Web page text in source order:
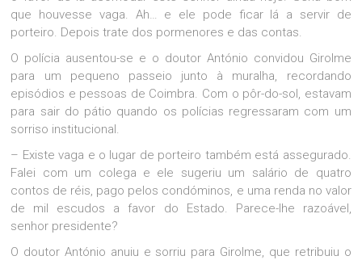
que houvesse vaga. Ah… e ele pode ficar lá a servir de
porteiro. Depois trate dos pormenores e das contas.
O polícia ausentou-se e o doutor António convidou Girolme
para um pequeno passeio junto à muralha, recordando
episódios e pessoas de Coimbra. Com o pôr-do-sol, estavam
para sair do pátio quando os polícias regressaram com um
sorriso institucional.
– Existe vaga e o lugar de porteiro também está assegurado.
Falei com um colega e ele sugeriu um salário de quatro
contos de réis, pago pelos condóminos, e uma renda no valor
de mil escudos a favor do Estado. Parece-lhe razoável,
senhor presidente?
O doutor António anuiu e sorriu para Girolme, que retribuiu o